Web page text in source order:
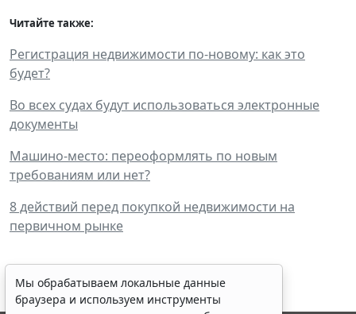
Читайте также:
Регистрация недвижимости по-новому: как это
будет?
Во всех судах будут использоваться электронные
документы
Машино-место: переоформлять по новым
требованиям или нет?
8 действий перед покупкой недвижимости на
первичном рынке
Мы обрабатываем локальные данные
браузера и используем инструменты